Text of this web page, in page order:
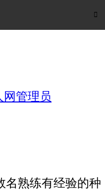

网管理员
名熟练有经验的种